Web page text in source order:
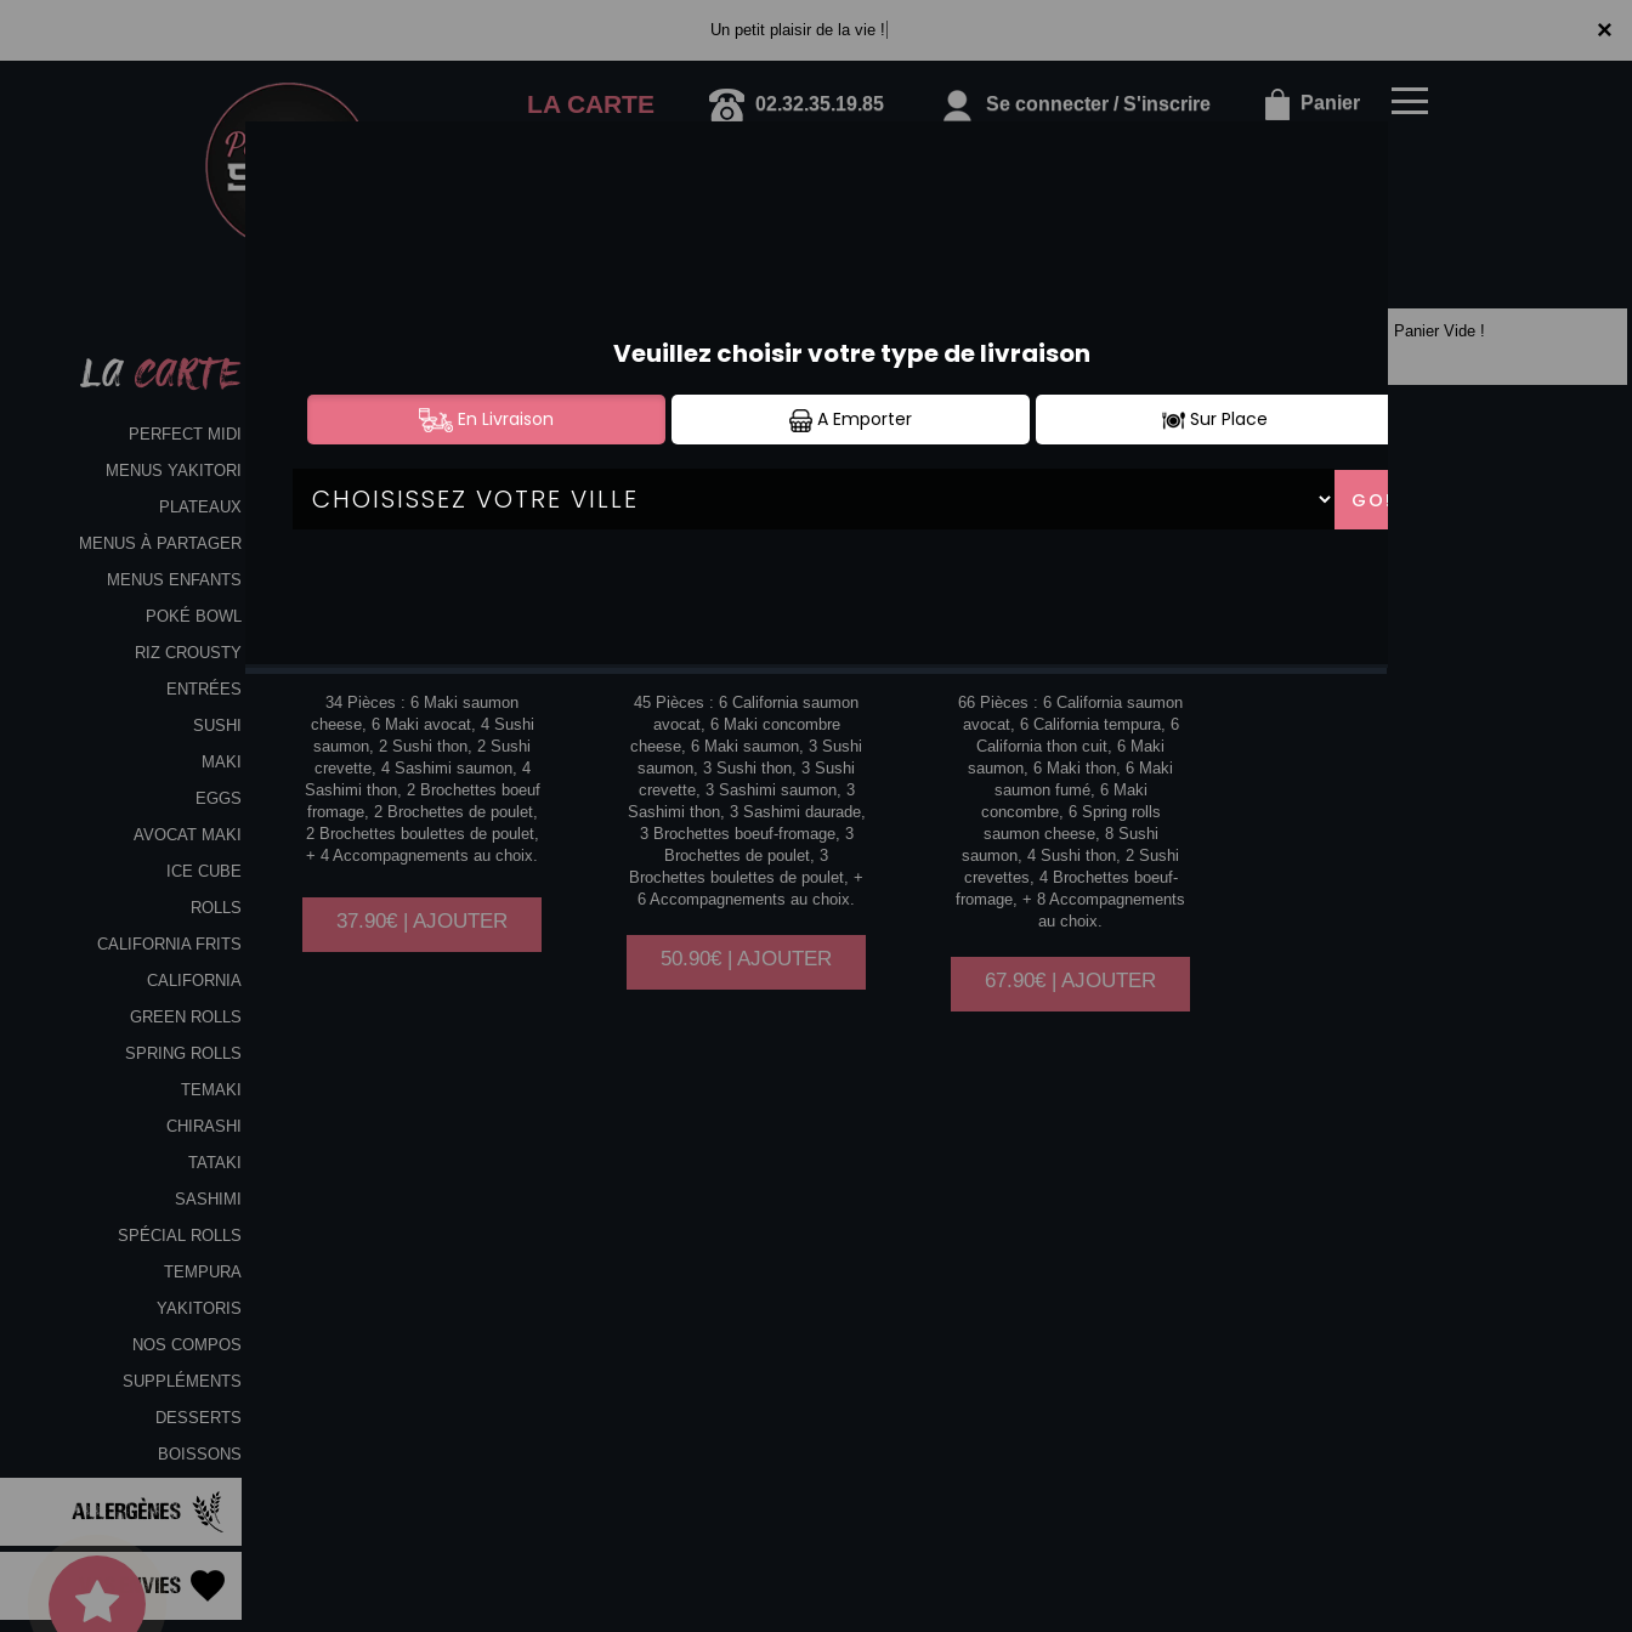
×
Un petit plaisir de la vie !
LA CARTE 02.32.35.19.85 Se connecter / S'inscrire Panier
×
LA CARTE
PERFECT MIDI
MENUS YAKITORI
PLATEAUX
MENUS À PARTAGER
MENUS ENFANTS
POKÉ BOWL
RIZ CROUSTY
ENTRÉES
SUSHI
MAKI
EGGS
AVOCAT MAKI
ICE CUBE
ROLLS
CALIFORNIA FRITS
CALIFORNIA
GREEN ROLLS
SPRING ROLLS
TEMAKI
CHIRASHI
TATAKI
SASHIMI
SPÉCIAL ROLLS
TEMPURA
YAKITORIS
NOS COMPOS
SUPPLÉMENTS
DESSERTS
BOISSONS
Allergènes
Vos Envies
MENUS À PARTAGER
PERSONNES
34 Pièces : 6 Maki saumon
cheese, 6 Maki avocat, 4 Sushi
saumon, 2 Sushi thon, 2 Sushi
crevette, 4 Sashimi saumon, 4
Sashimi thon, 2 Brochettes boeuf
fromage, 2 Brochettes de poulet,
2 Brochettes boulettes de poulet,
+ 4 Accompagnements au choix.
37.90€ | AJOUTER
PERSONNES
45 Pièces : 6 California saumon
avocat, 6 Maki concombre
cheese, 6 Maki saumon, 3 Sushi
saumon, 3 Sushi thon, 3 Sushi
crevette, 3 Sashimi saumon, 3
Sashimi thon, 3 Sashimi daurade,
3 Brochettes boeuf-fromage, 3
Brochettes de poulet, 3
Brochettes boulettes de poulet, +
6 Accompagnements au choix.
50.90€ | AJOUTER
PERSONNES
66 Pièces : 6 California saumon
avocat, 6 California tempura, 6
California thon cuit, 6 Maki
saumon, 6 Maki thon, 6 Maki
saumon fumé, 6 Maki
concombre, 6 Spring rolls
saumon cheese, 8 Sushi
saumon, 4 Sushi thon, 2 Sushi
crevettes, 4 Brochettes boeuf-
fromage, + 8 Accompagnements
au choix.
67.90€ | AJOUTER
Panier Vide !